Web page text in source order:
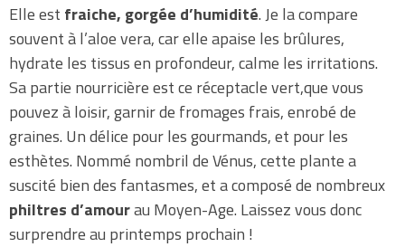
Elle est fraiche, gorgée d’humidité. Je la compare
souvent à l’aloe vera, car elle apaise les brûlures,
hydrate les tissus en profondeur, calme les irritations.
Sa partie nourricière est ce réceptacle vert,que vous
pouvez à loisir, garnir de fromages frais, enrobé de
graines. Un délice pour les gourmands, et pour les
esthètes. Nommé nombril de Vénus, cette plante a
suscité bien des fantasmes, et a composé de nombreux
philtres d’amourau Moyen-Age. Laissez vous donc
surprendre au printemps prochain !